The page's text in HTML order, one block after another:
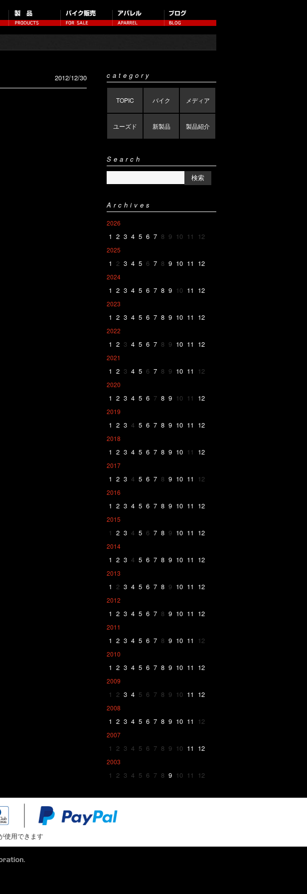
2012/12/30 category
TOPIC バイク メディア
ユーズド 新製品 製品紹介
Search
Archives
2026
1 2 3 4 5 6 7 8 9 10 11 12
2025
1 2 3 4 5 6 7 8 9 10 11 12
2024
1 2 3 4 5 6 7 8 9 10 11 12
2023
1 2 3 4 5 6 7 8 9 10 11 12
2022
1 2 3 4 5 6 7 8 9 10 11 12
2021
1 2 3 4 5 6 7 8 9 10 11 12
2020
1 2 3 4 5 6 7 8 9 10 11 12
2019
1 2 3 4 5 6 7 8 9 10 11 12
2018
1 2 3 4 5 6 7 8 9 10 11 12
2017
1 2 3 4 5 6 7 8 9 10 11 12
2016
1 2 3 4 5 6 7 8 9 10 11 12
2015
1 2 3 4 5 6 7 8 9 10 11 12
2014
1 2 3 4 5 6 7 8 9 10 11 12
2013
1 2 3 4 5 6 7 8 9 10 11 12
2012
1 2 3 4 5 6 7 8 9 10 11 12
2011
1 2 3 4 5 6 7 8 9 10 11 12
2010
1 2 3 4 5 6 7 8 9 10 11 12
2009
1 2 3 4 5 6 7 8 9 10 11 12
2008
1 2 3 4 5 6 7 8 9 10 11 12
2007
1 2 3 4 5 6 7 8 9 10 11 12
2003
1 2 3 4 5 6 7 8 9 10 11 12
使用できます